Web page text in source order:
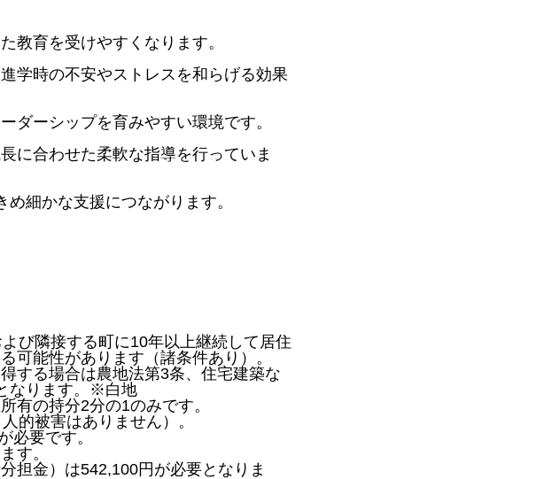
教育を受けやすくなります。
学時の不安やストレスを和らげる効果
ダーシップを育みやすい環境です。
に合わせた柔軟な指導を行っていま
細かな支援につながります。
び隣接する町に10年以上継続して居住
可能性があります（諸条件あり）。
する場合は農地法第3条、住宅建築な
なります。※白地
有の持分2分の1のみです。
的被害はありません）。
必要です。
す。
担金）は542,100円が必要となりま